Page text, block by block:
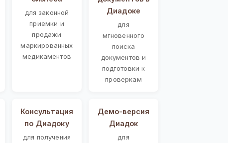
для законной
приемки и
продажи
маркированных
медикаментов
Диадоке
для
мгновенного
поиска
документов и
подготовки к
проверкам
Консультация
по Диадоку
для получения
Демо-версия
Диадок
для